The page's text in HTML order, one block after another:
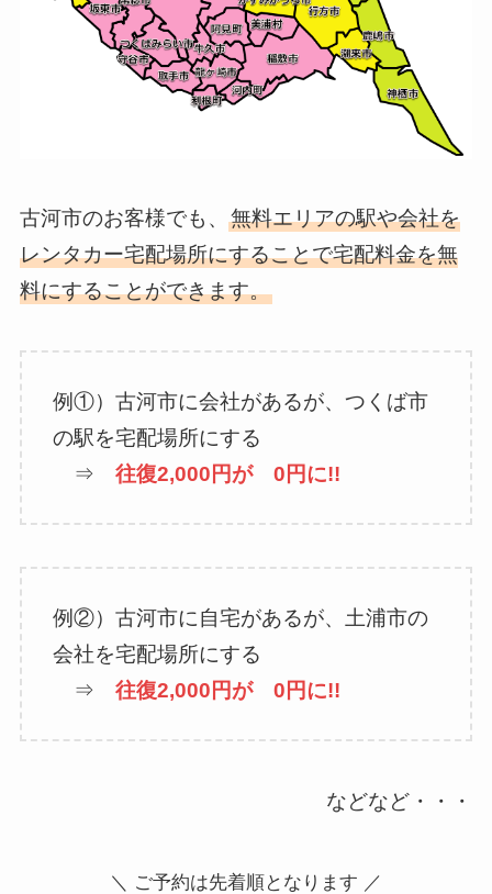
古河市のお客様でも、 無料エリアの駅や会社を
レンタカー宅配場所にすることで宅配料金を無
料にすることができます。
例①）古河市に会社があるが、つくば市
の駅を宅配場所にする
⇒往復2,000円が 0円に!!
例②）古河市に自宅があるが、土浦市の
会社を宅配場所にする
⇒往復2,000円が 0円に!!
などなど・・・
＼ ご予約は先着順となります ／